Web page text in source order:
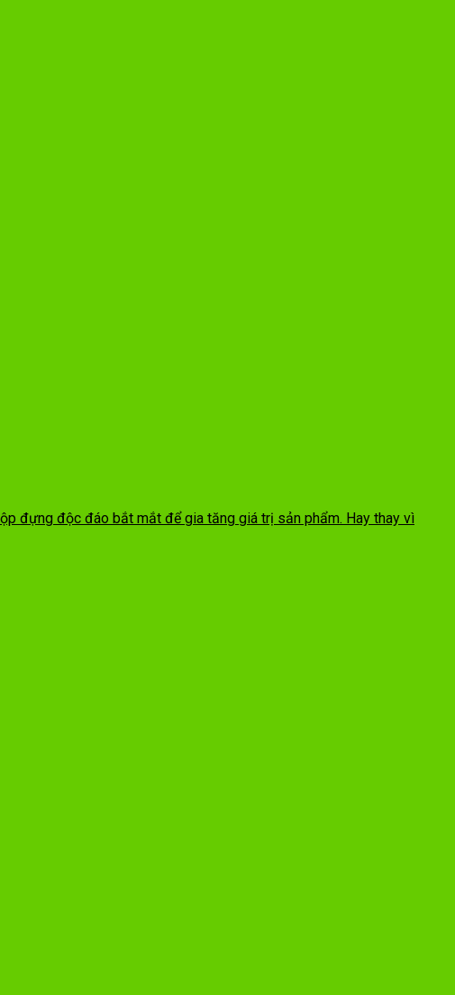
đựng độc đáo bắt mắt để gia tăng giá trị sản phẩm. Hay thay vì